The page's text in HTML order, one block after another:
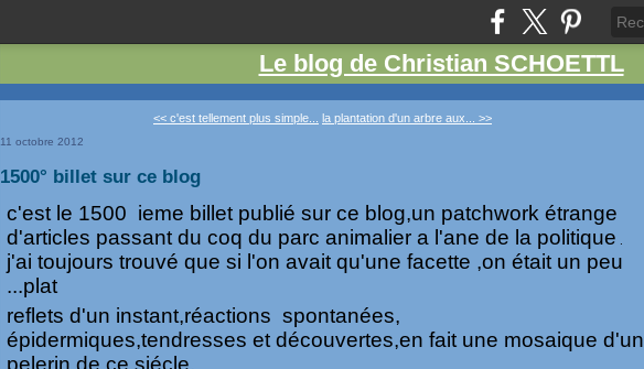
Le blog de Christian SCHOETTL
<< c'est tellement plus simple... la plantation d'un arbre aux... >>
11 octobre 2012
1500° billet sur ce blog
c'est le 1500 ieme billet publié sur ce blog,un patchwork étrange
d'articles passant du coq du parc animalier a l'ane de la politique
j'ai toujours trouvé que si l'on avait qu'une facette ,on était un peu
...plat
reflets d'un instant,réactions spontanées,
épidermiques,tendresses et découvertes,en fait une mosaique d'un
pelerin de ce siécle.